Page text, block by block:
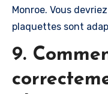
Monroe. Vous
plaquettes sont
9.